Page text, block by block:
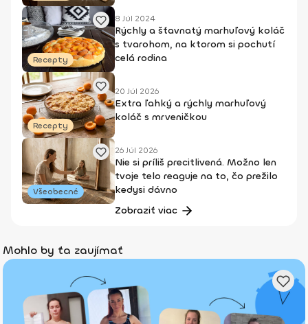
Recepty
8 Júl 2024
Rýchly a šťavnatý marhuľový koláč
s tvarohom, na ktorom si pochutí
celá rodina
Recepty
20 Júl 2026
Extra ľahký a rýchly marhuľový
koláč s mrveničkou
Všeobecné
26 Júl 2026
Nie si príliš precitlivená. Možno len
tvoje telo reaguje na to, čo prežilo
kedysi dávno
Zobraziť viac
Mohlo by ťa zaujímať